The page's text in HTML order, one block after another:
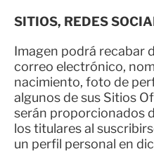
SITIOS, REDES
Imagen podrá recabar
correo electrónico,
nacimiento, foto de
algunos de sus Sitios
serán proporcionados
los titulares al
un perfil personal en